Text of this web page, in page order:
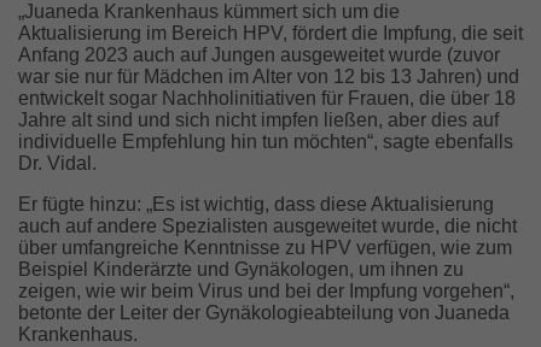
„Juaneda Krankenhaus kümmert sich um die
Aktualisierung im Bereich HPV, fördert die Impfung, die seit
Anfang 2023 auch auf Jungen ausgeweitet wurde (zuvor
war sie nur für Mädchen im Alter von 12 bis 13 Jahren) und
entwickelt sogar Nachholinitiativen für Frauen, die über 18
Jahre alt sind und sich nicht impfen ließen, aber dies auf
individuelle Empfehlung hin tun möchten“, sagte ebenfalls
Dr. Vidal.
Er fügte hinzu: „Es ist wichtig, dass diese Aktualisierung
auch auf andere Spezialisten ausgeweitet wurde, die nicht
über umfangreiche Kenntnisse zu HPV verfügen, wie zum
Beispiel Kinderärzte und Gynäkologen, um ihnen zu
zeigen, wie wir beim Virus und bei der Impfung vorgehen“,
betonte der Leiter der Gynäkologieabteilung von Juaneda
Krankenhaus.